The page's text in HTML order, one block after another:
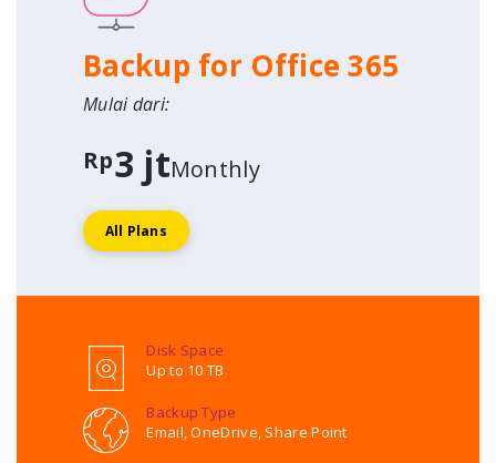
Backup for Office 365
Mulai dari:
Rp3 jtMonthly
All Plans
Disk Space
Up to 10 TB
Backup Type
Email, OneDrive, Share Point